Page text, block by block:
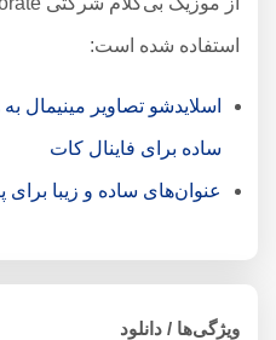
استفاده شده است:
اسلایدشو تصاویر مینیمال
ساده برای فاینال کات
عنوان‌های ساده و زیبا برای
ویژگی‌ها / دانلود